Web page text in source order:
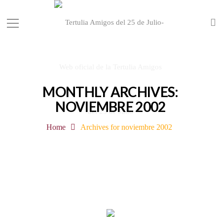
MONTHLY ARCHIVES:
NOVIEMBRE 2002
Home Archives for noviembre 2002